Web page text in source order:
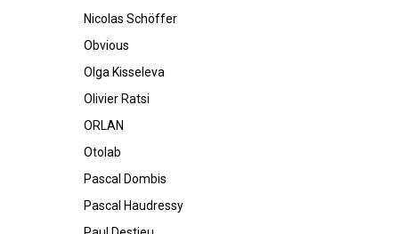
Nicolas Schöffer
Obvious
Olga Kisseleva
Olivier Ratsi
ORLAN
Otolab
Pascal Dombis
Pascal Haudressy